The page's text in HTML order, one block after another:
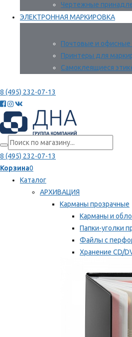
Чертежные
ЭЛЕКТРОННАЯ МАРКИРОВКА
Почтовые и офисные
Принтеры для
Самоклеящиеся
8 (495) 232-07-13
8 (495) 232-07-13
Корзина0
Каталог
АРХИВАЦИЯ
Карманы прозрачные
Карманы и
Папки-уголки
Файлы с
Хранение CD/
Мы рекомендуем